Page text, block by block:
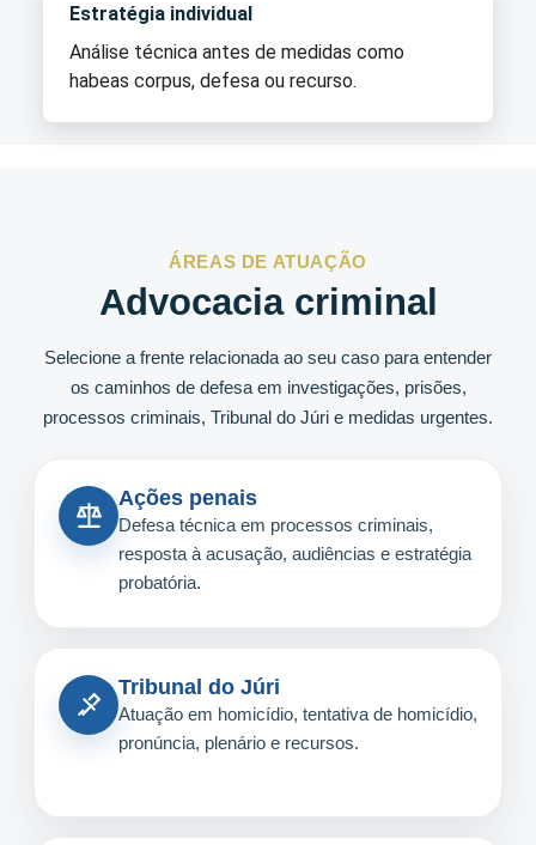
Estratégia individual
Análise técnica antes de medidas como
habeas corpus, defesa ou recurso.
ÁREAS DE ATUAÇÃO
Advocacia criminal
Selecione a frente relacionada ao seu caso para entender
os caminhos de defesa em investigações, prisões,
processos criminais, Tribunal do Júri e medidas urgentes.
Ações penais
Defesa técnica em processos criminais,
resposta à acusação, audiências e estratégia
probatória.
Tribunal do Júri
Atuação em homicídio, tentativa de homicídio,
pronúncia, plenário e recursos.